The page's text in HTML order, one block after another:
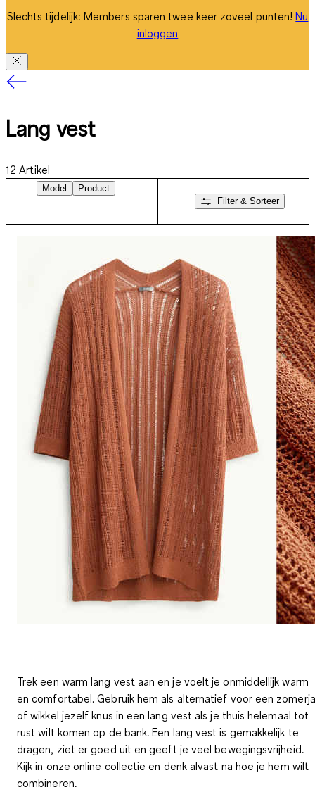
Slechts tijdelijk: Members sparen twee keer zoveel punten!Nu
inloggen
Lang vest
12 Artikel
Model
Product
Filter & Sorteer
Trek een warm lang vest aan en je voelt je onmiddellijk warm
en comfortabel. Gebruik hem als alternatief voor een
of wikkel jezelf knus in een lang vest als je thuis helemaal tot
rust wilt komen op de bank. Een lang vest is gemakkelijk te
dragen, ziet er goed uit en geeft je veel bewegingsvrijheid.
Kijk in onze online collectie en denk alvast na hoe je hem wilt
combineren.